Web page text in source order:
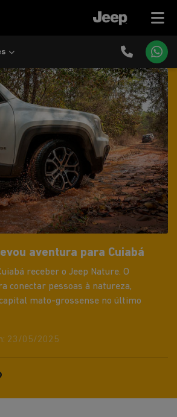
aventura para Cuiabá
receber o Jeep Nature. O
conectar pessoas à natureza,
mato-grossense no último
23/05/2025